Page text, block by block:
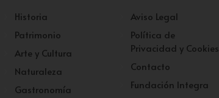
Historia
Patrimonio
Arte y Cultura
Naturaleza
Gastronomía
Aviso Legal
Política de
Privacidad y Cookies
Contacto
Fundación Integra